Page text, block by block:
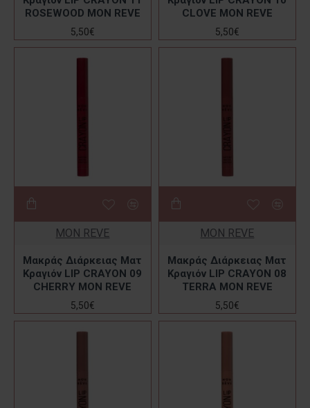
ROSEWOOD MON REVE
5,50€
CLOVE MON REVE
5,50€
MON REVE
Μακράς Διάρκειας Ματ
Κραγιόν LIP CRAYON 09
CHERRY MON REVE
5,50€
MON REVE
Μακράς Διάρκειας Ματ
Κραγιόν LIP CRAYON 08
TERRA MON REVE
5,50€